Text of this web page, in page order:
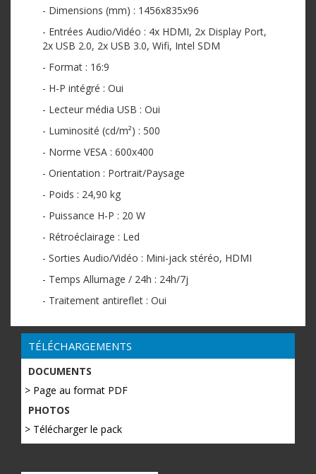
- Dimensions (mm) : 1456x835x96
- Entrées Audio/Vidéo : 4x HDMI, 2x Display Port,
2x USB 2.0, 2x USB 3.0, Wifi, Intel SDM
- Format : 16:9
- H-P intégré : Oui
- Lecteur média USB : Oui
- Luminosité (cd/m²) : 500
- Norme VESA : 600x400
- Orientation : Portrait/Paysage
- Poids : 24,90 kg
- Puissance H-P : 20 W
- Rétroéclairage : Led
- Sorties Audio/Vidéo : Mini-jack stéréo, HDMI
- Temps Allumage / 24h : 24h/7j
- Traitement antireflet : Oui
TÉLÉCHARGEMENTS
DOCUMENTS
> Page au format PDF
PHOTOS
> Télécharger le pack